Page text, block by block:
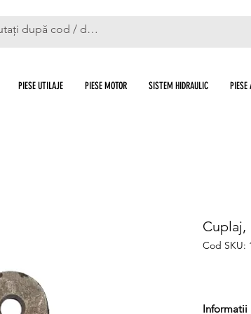
PIESE UTILAJE PIESE MOTOR SISTEM HIDRAULIC
Cuplaj,
Cod SKU:
Informatii